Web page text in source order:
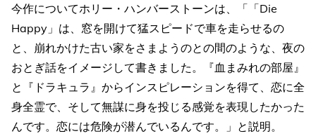
今作についてホリー・ハンバーストーンは、「「Die
Happy」は、窓を開けて猛スピードで車を走らせるの
と、崩れかけた古い家をさまようのとの間のような、夜の
おとぎ話をイメージして書きました。『血まみれの部屋』
と『ドラキュラ』からインスピレーションを得て、恋に全
身全霊で、そして無謀に身を投じる感覚を表現したかった
んです。恋には危険が潜んでいるんです。」と説明。